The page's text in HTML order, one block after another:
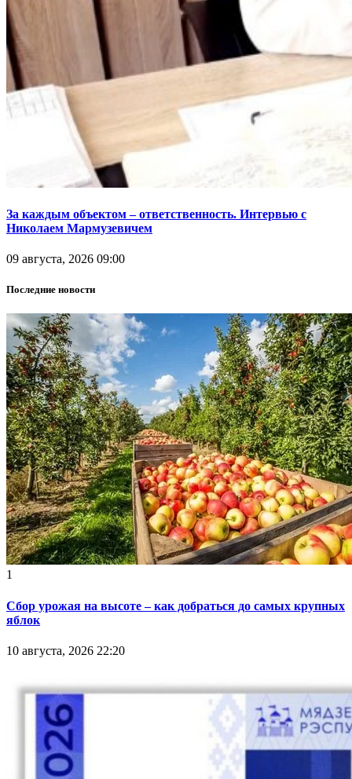
За каждым объектом – ответственность. Интервью с
Николаем Мармузевичем
09 августа, 2026 09:00
Последние новости
1
Сбор урожая на высоте – как добраться до самых крупных
яблок
10 августа, 2026 22:20